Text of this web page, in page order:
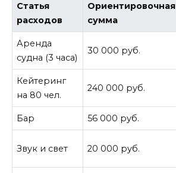
Статья
расходов
Ориентировочная
сумма
Аренда
судна (3 часа)
30 000 руб.
Кейтеринг
на 80 чел.
240 000 руб.
Бар 56 000 руб.
Звук и свет 20 000 руб.